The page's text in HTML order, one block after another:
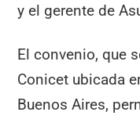
y el gerente de
El convenio, que
Conicet ubicada
Buenos Aires,